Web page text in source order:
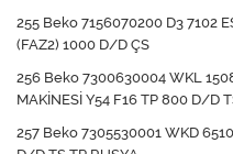
255 Beko 7156070200 D3 7102
(FAZ2) 1000 D/D ÇS
256 Beko 7300630004 WKL
MAKİNESİ Y54 F16 TP 800 D/D
257 Beko 7305530001 WKD